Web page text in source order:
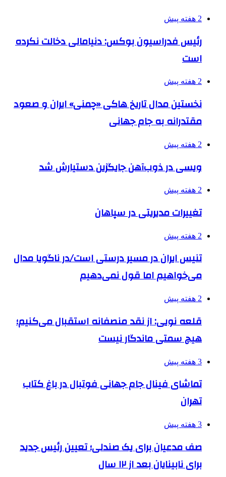
2 هفته پیش
رئیس فدراسیون بوکس: دنیامالی دخالت نکرده
است
2 هفته پیش
نخستین مدال تاریخ هاکی «چمنی» ایران و صعود
مقتدرانه به جام جهانی
2 هفته پیش
ویسی در ذوب‌آهن جایگزین دستیارش شد
2 هفته پیش
تغییرات مدیریتی در سپاهان
2 هفته پیش
تنیس ایران در مسیر درستی است/در ناگویا مدال
می‌خواهیم اما قول نمی‌دهیم
2 هفته پیش
قلعه نویی: از نقد منصفانه استقبال می‌کنیم؛
هیچ سمتی ماندگار نیست
3 هفته پیش
تماشای فینال جام جهانی فوتبال در باغ کتاب
تهران
3 هفته پیش
صف مدعیان برای یک صندلی؛ تعیین رئیس جدید
برای نابینایان بعد از ۱۲ سال